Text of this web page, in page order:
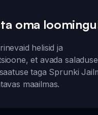
oma
helisid ja
et avada
taga Sprunki
maailmas.